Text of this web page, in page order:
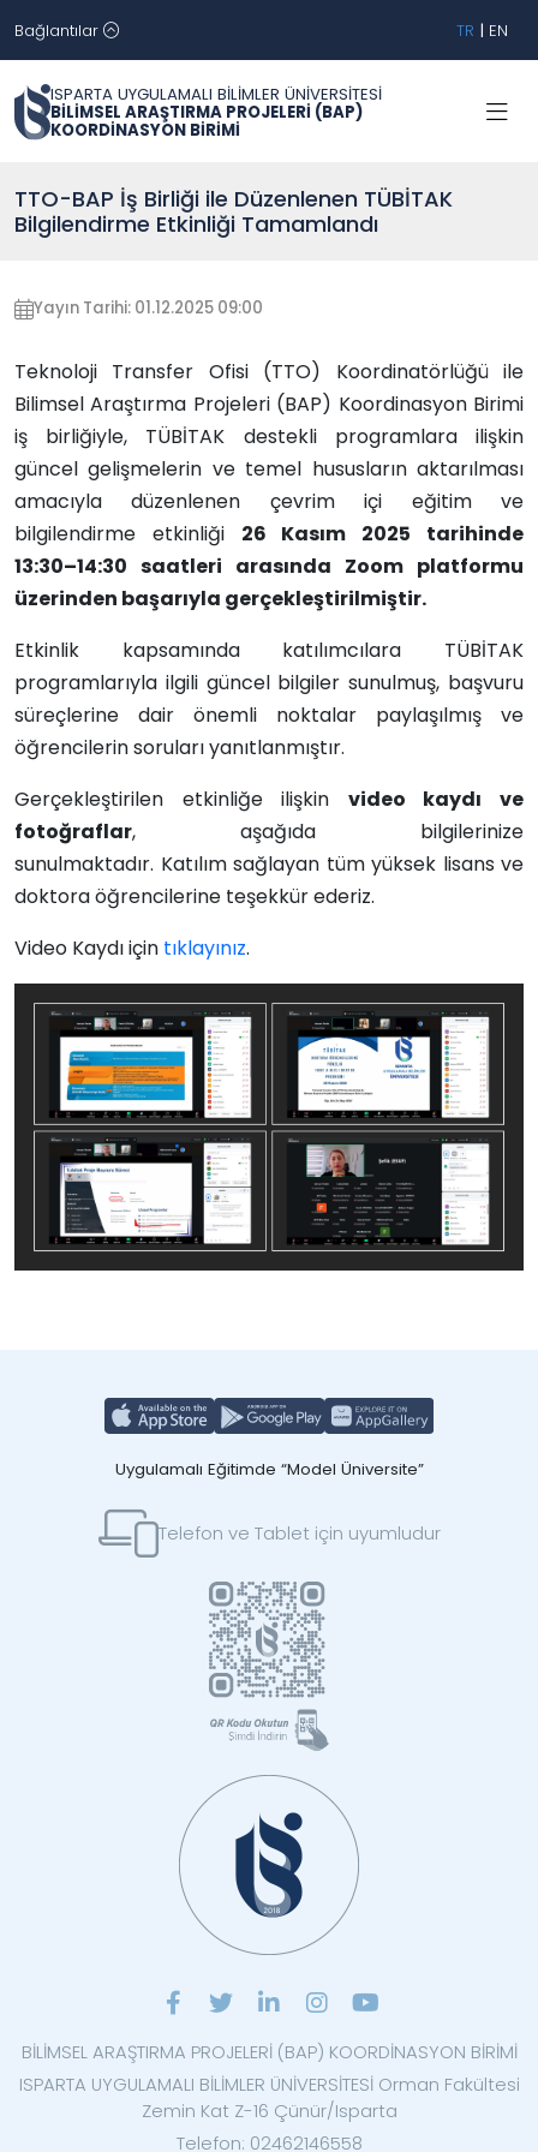
Bağlantılar TR | EN
ISPARTA UYGULAMALI BİLİMLER ÜNİVERSİTESİ
BİLİMSEL ARAŞTIRMA PROJELERİ (BAP)
KOORDİNASYON BİRİMİ
TTO-BAP İş Birliği ile Düzenlenen TÜBİTAK
Bilgilendirme Etkinliği Tamamlandı
Yayın Tarihi: 01.12.2025 09:00
Teknoloji Transfer Ofisi (TTO) Koordinatörlüğü ile
Bilimsel Araştırma Projeleri (BAP) Koordinasyon Birimi
iş birliğiyle, TÜBİTAK destekli programlara ilişkin
güncel gelişmelerin ve temel hususların aktarılması
amacıyla düzenlenen çevrim içi eğitim ve
bilgilendirme etkinliği 26 Kasım 2025 tarihinde
13:30–14:30 saatleri arasında Zoom platformu
üzerinden başarıyla gerçekleştirilmiştir.
Etkinlik kapsamında katılımcılara TÜBİTAK
programlarıyla ilgili güncel bilgiler sunulmuş, başvuru
süreçlerine dair önemli noktalar paylaşılmış ve
öğrencilerin soruları yanıtlanmıştır.
Gerçekleştirilen etkinliğe ilişkin video kaydı ve
fotoğraflar, aşağıda bilgilerinize
sunulmaktadır. Katılım sağlayan tüm yüksek lisans ve
doktora öğrencilerine teşekkür ederiz.
Video Kaydı için tıklayınız.
Uygulamalı Eğitimde “Model Üniversite”
Telefon ve Tablet için uyumludur
BİLİMSEL ARAŞTIRMA PROJELERİ (BAP) KOORDİNASYON BİRİMİ
ISPARTA UYGULAMALI BİLİMLER ÜNİVERSİTESİ Orman Fakültesi
Zemin Kat Z-16 Çünür/Isparta
Telefon: 02462146558